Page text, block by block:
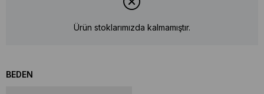
Ürün stoklarımızda kalmamıştır.
BEDEN